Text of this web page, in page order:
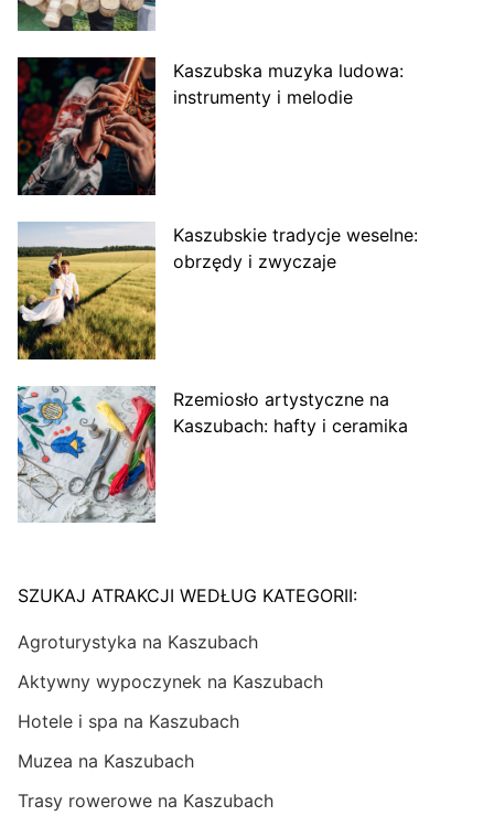
Kaszubska muzyka ludowa:
instrumenty i melodie
Kaszubskie tradycje weselne:
obrzędy i zwyczaje
Rzemiosło artystyczne na
Kaszubach: hafty i ceramika
SZUKAJ ATRAKCJI WEDŁUG KATEGORII:
Agroturystyka na Kaszubach
Aktywny wypoczynek na Kaszubach
Hotele i spa na Kaszubach
Muzea na Kaszubach
Trasy rowerowe na Kaszubach